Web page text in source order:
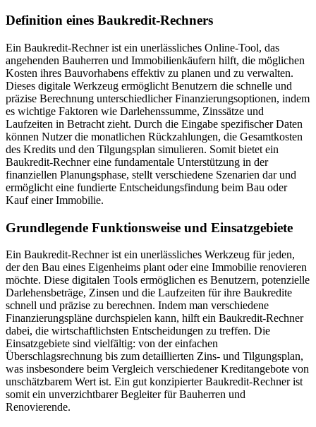
Definition eines Baukredit-Rechners
Ein Baukredit-Rechner ist ein unerlässliches Online-Tool, das
angehenden Bauherren und Immobilienkäufern hilft, die möglichen
Kosten ihres Bauvorhabens effektiv zu planen und zu verwalten.
Dieses digitale Werkzeug ermöglicht Benutzern die schnelle und
präzise Berechnung unterschiedlicher Finanzierungsoptionen, indem
es wichtige Faktoren wie Darlehenssumme, Zinssätze und
Laufzeiten in Betracht zieht. Durch die Eingabe spezifischer Daten
können Nutzer die monatlichen Rückzahlungen, die Gesamtkosten
des Kredits und den Tilgungsplan simulieren. Somit bietet ein
Baukredit-Rechner eine fundamentale Unterstützung in der
finanziellen Planungsphase, stellt verschiedene Szenarien dar und
ermöglicht eine fundierte Entscheidungsfindung beim Bau oder
Kauf einer Immobilie.
Grundlegende Funktionsweise und Einsatzgebiete
Ein Baukredit-Rechner ist ein unerlässliches Werkzeug für jeden,
der den Bau eines Eigenheims plant oder eine Immobilie renovieren
möchte. Diese digitalen Tools ermöglichen es Benutzern, potenzielle
Darlehensbeträge, Zinsen und die Laufzeiten für ihre Baukredite
schnell und präzise zu berechnen. Indem man verschiedene
Finanzierungspläne durchspielen kann, hilft ein Baukredit-Rechner
dabei, die wirtschaftlichsten Entscheidungen zu treffen. Die
Einsatzgebiete sind vielfältig: von der einfachen
Überschlagsrechnung bis zum detaillierten Zins- und Tilgungsplan,
was insbesondere beim Vergleich verschiedener Kreditangebote von
unschätzbarem Wert ist. Ein gut konzipierter Baukredit-Rechner ist
somit ein unverzichtbarer Begleiter für Bauherren und
Renovierende.